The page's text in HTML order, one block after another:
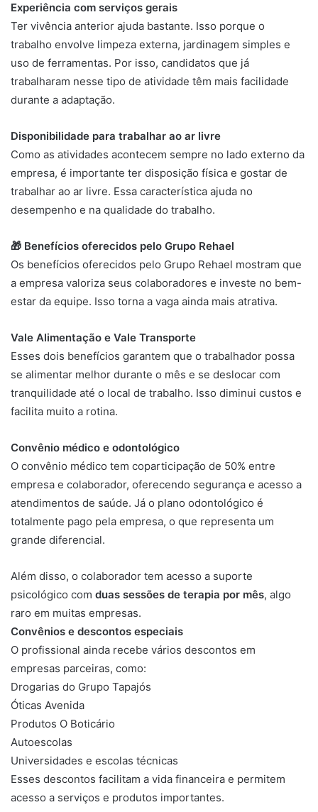
Experiência com serviços gerais
Ter vivência anterior ajuda bastante. Isso porque o
trabalho envolve limpeza externa, jardinagem simples e
uso de ferramentas. Por isso, candidatos que já
trabalharam nesse tipo de atividade têm mais facilidade
durante a adaptação.
Disponibilidade para trabalhar ao ar livre
Como as atividades acontecem sempre no lado externo da
empresa, é importante ter disposição física e gostar de
trabalhar ao ar livre. Essa característica ajuda no
desempenho e na qualidade do trabalho.
🎁 Benefícios oferecidos pelo Grupo Rehael
Os benefícios oferecidos pelo Grupo Rehael mostram que
a empresa valoriza seus colaboradores e investe no bem-
estar da equipe. Isso torna a vaga ainda mais atrativa.
Vale Alimentação e Vale Transporte
Esses dois benefícios garantem que o trabalhador possa
se alimentar melhor durante o mês e se deslocar com
tranquilidade até o local de trabalho. Isso diminui custos e
facilita muito a rotina.
Convênio médico e odontológico
O convênio médico tem coparticipação de 50% entre
empresa e colaborador, oferecendo segurança e acesso a
atendimentos de saúde. Já o plano odontológico é
totalmente pago pela empresa, o que representa um
grande diferencial.
Além disso, o colaborador tem acesso a suporte
psicológico com duas sessões de terapia por mês, algo
raro em muitas empresas.
Convênios e descontos especiais
O profissional ainda recebe vários descontos em
empresas parceiras, como:
Drogarias do Grupo Tapajós
Óticas Avenida
Produtos O Boticário
Autoescolas
Universidades e escolas técnicas
Esses descontos facilitam a vida financeira e permitem
acesso a serviços e produtos importantes.